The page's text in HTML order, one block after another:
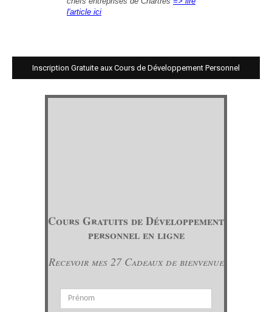
l'article ici
Inscription Gratuite aux Cours de Développement Personnel
Cours Gratuits de Développement
personnel en ligne
Recevoir mes 27 Cadeaux de bienvenue